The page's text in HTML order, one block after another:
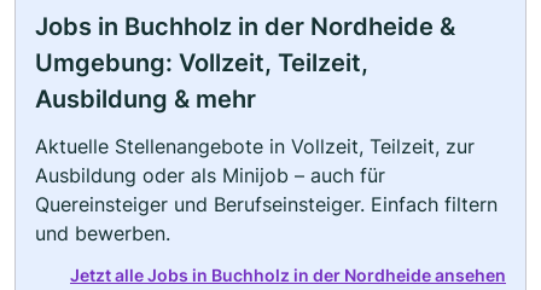
Jobs in Buchholz in der Nordheide &
Umgebung: Vollzeit, Teilzeit,
Ausbildung & mehr
Aktuelle Stellenangebote in Vollzeit, Teilzeit, zur
Ausbildung oder als Minijob – auch für
Quereinsteiger und Berufseinsteiger. Einfach filtern
und bewerben.
Jetzt alle Jobs in Buchholz in der Nordheide ansehen